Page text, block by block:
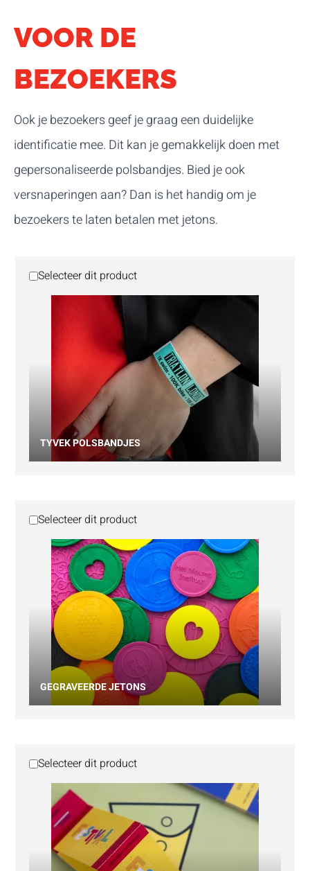
VOOR DE
BEZOEKERS
Ook je bezoekers geef je graag een duidelijke
identificatie mee. Dit kan je gemakkelijk doen met
gepersonaliseerde polsbandjes. Bied je ook
versnaperingen aan? Dan is het handig om je
bezoekers te laten betalen met jetons.
Selecteer dit product
TYVEK POLSBANDJES
Selecteer dit product
GEGRAVEERDE JETONS
Selecteer dit product